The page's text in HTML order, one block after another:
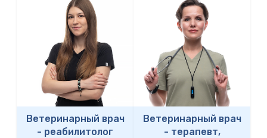
Ветеринарный врач
- реабилитолог
Ветеринарный врач
- терапевт,